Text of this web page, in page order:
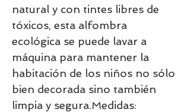
natural y con tintes libres de
tóxicos, esta alfombra
ecológica se puede lavar a
máquina para mantener la
habitación de los niños no sólo
bien decorada sino también
limpia y segura.Medidas: